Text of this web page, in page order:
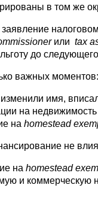
в том же
или tax
до
важных моментов:
имя,
на недвижимость
на homestead
не
на homestead
и коммерческую